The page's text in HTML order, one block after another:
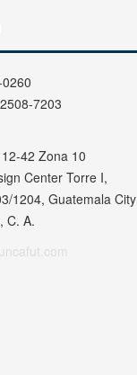
7203
42 Zona 10
Center Torre I,
1204, Guatemala City
C. A.